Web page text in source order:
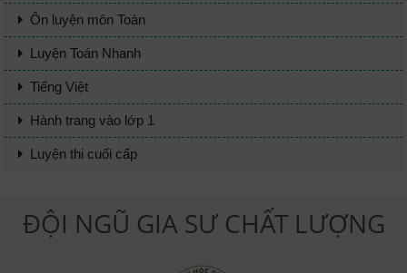
Ôn luyện môn Toán
Luyện Toán Nhanh
Tiếng Việt
Hành trang vào lớp 1
Luyện thi cuối cấp
ĐỘI NGŨ GIA SƯ CHẤT LƯỢNG